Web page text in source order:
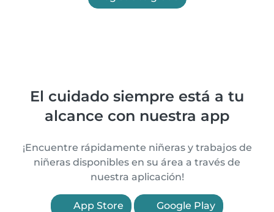
El cuidado siempre está a tu
alcance con nuestra app
¡Encuentre rápidamente niñeras y trabajos de
niñeras disponibles en su área a través de
nuestra aplicación!
App Store Google Play